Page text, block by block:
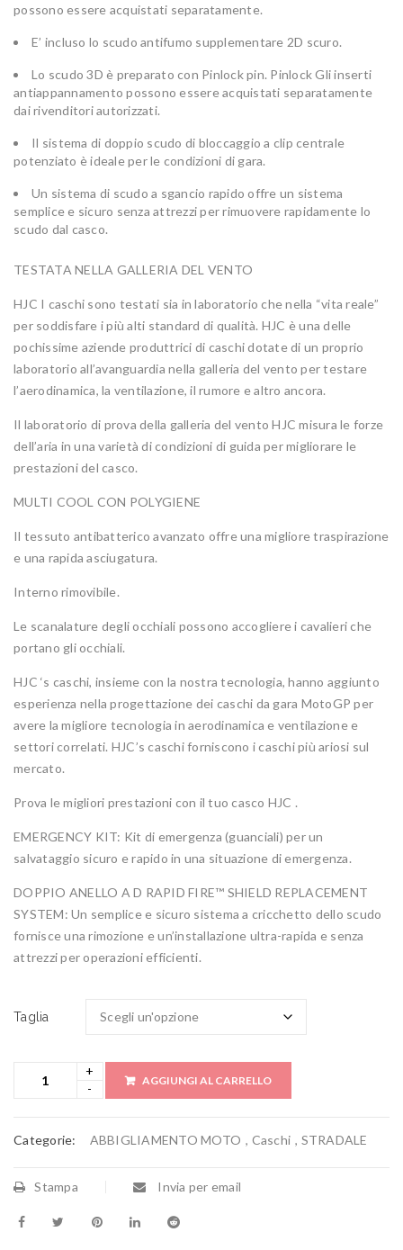
possono essere acquistati separatamente.
E’ incluso lo scudo antifumo supplementare 2D scuro.
Lo scudo 3D è preparato con Pinlock pin. Pinlock Gli inserti
antiappannamento possono essere acquistati separatamente
dai rivenditori autorizzati.
Il sistema di doppio scudo di bloccaggio a clip centrale
potenziato è ideale per le condizioni di gara.
Un sistema di scudo a sgancio rapido offre un sistema
semplice e sicuro senza attrezzi per rimuovere rapidamente lo
scudo dal casco.
TESTATA NELLA GALLERIA DEL VENTO
HJC I caschi sono testati sia in laboratorio che nella “vita reale”
per soddisfare i più alti standard di qualità. HJC è una delle
pochissime aziende produttrici di caschi dotate di un proprio
laboratorio all’avanguardia nella galleria del vento per testare
l’aerodinamica, la ventilazione, il rumore e altro ancora.
Il laboratorio di prova della galleria del vento HJC misura le forze
dell’aria in una varietà di condizioni di guida per migliorare le
prestazioni del casco.
MULTI COOL CON POLYGIENE
Il tessuto antibatterico avanzato offre una migliore traspirazione
e una rapida asciugatura.
Interno rimovibile.
Le scanalature degli occhiali possono accogliere i cavalieri che
portano gli occhiali.
HJC ‘s caschi, insieme con la nostra tecnologia, hanno aggiunto
esperienza nella progettazione dei caschi da gara MotoGP per
avere la migliore tecnologia in aerodinamica e ventilazione e
settori correlati. HJC’s caschi forniscono i caschi più ariosi sul
mercato.
Prova le migliori prestazioni con il tuo casco HJC .
EMERGENCY KIT: Kit di emergenza (guanciali) per un
salvataggio sicuro e rapido in una situazione di emergenza.
DOPPIO ANELLO A D RAPID FIRE™ SHIELD REPLACEMENT
SYSTEM: Un semplice e sicuro sistema a cricchetto dello scudo
fornisce una rimozione e un’installazione ultra-rapida e senza
attrezzi per operazioni efficienti.
Taglia
AGGIUNGI AL CARRELLO
Categorie: ABBIGLIAMENTO MOTO , Caschi , STRADALE
Stampa Invia per email